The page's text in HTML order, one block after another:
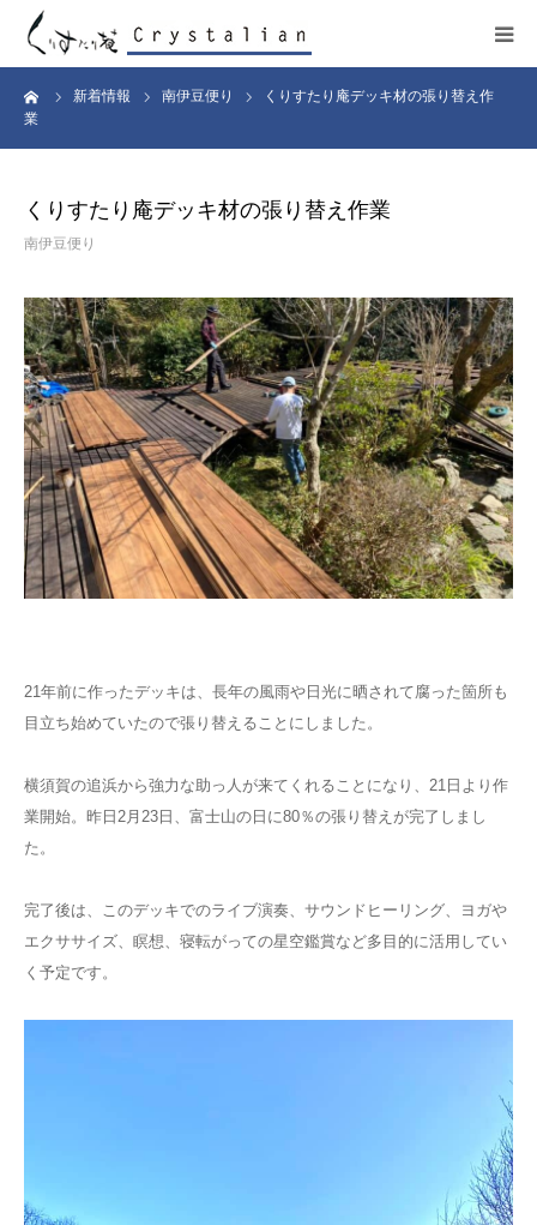
新着情報 南伊豆便り
くりすたり庵デッキ材の張り替え作
業
くりすたり庵デッキ材の張り替え作業
南伊豆便り
21年前に作ったデッキは、長年の風雨や日光に晒されて腐った箇所も
目立ち始めていたので張り替えることにしました。
横須賀の追浜から強力な助っ人が来てくれることになり、21日より作
業開始。昨日2月23日、富士山の日に80％の張り替えが完了しまし
た。
完了後は、このデッキでのライブ演奏、サウンドヒーリング、ヨガや
エクササイズ、瞑想、寝転がっての星空鑑賞など多目的に活用してい
く予定です。
ヒーリング
施設紹介
プロフィール
コンサート
販売サイト